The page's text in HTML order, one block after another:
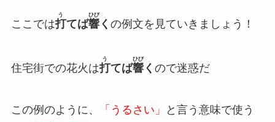
ここでは打
う
てば響
ひび
く の例文を見ていきましょう！
住宅街での花火は打
う
てば響
ひび
く ので迷惑だ
この例のように、 「うるさい」
と言う意味で使う